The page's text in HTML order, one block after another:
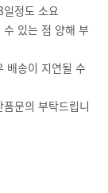
정도 소요
있는 점 양해 부
배송이 지연될 수
문의 부탁드립니